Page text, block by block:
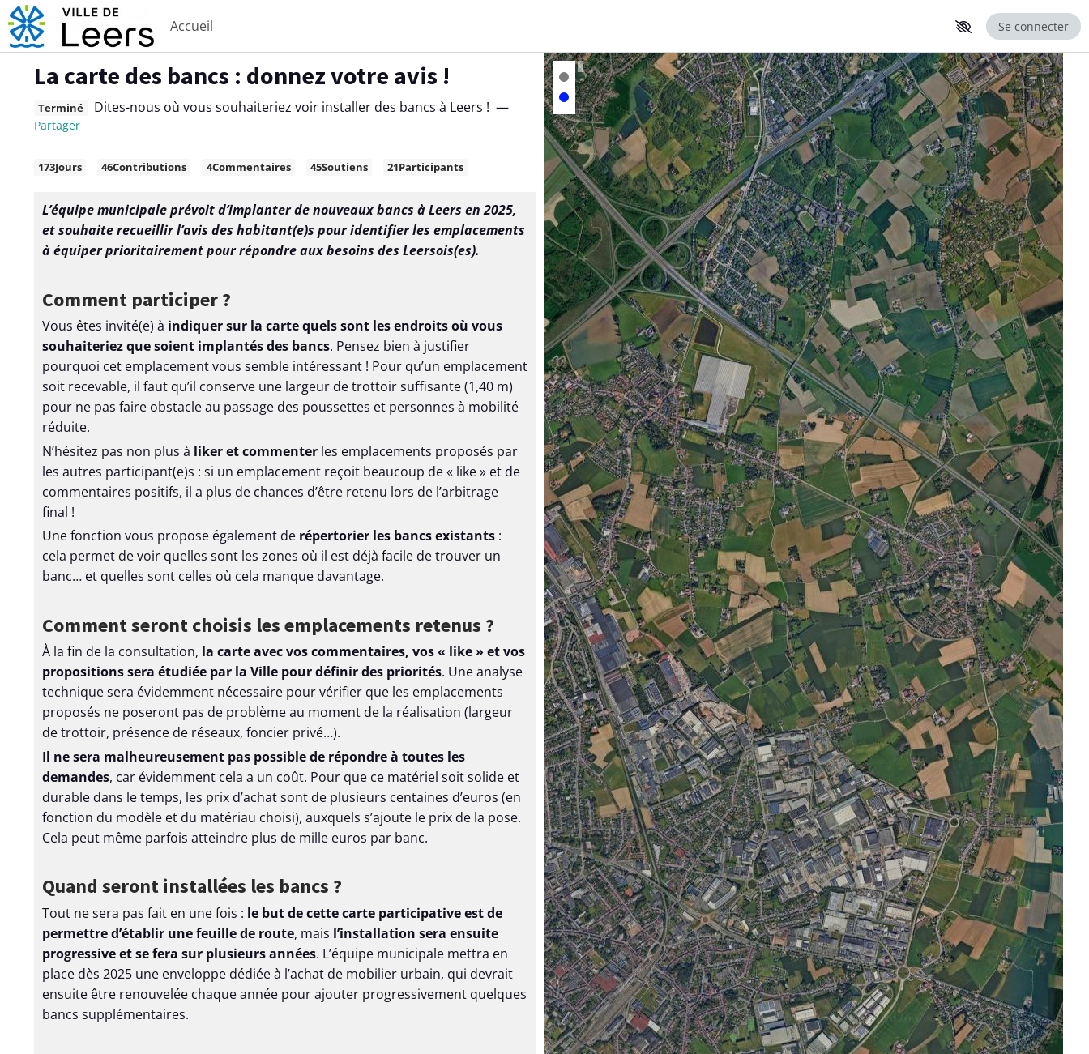
Aller au contenu principal
Paramètres d'accessibilité
Accueil Se connecter
La carte des bancs : donnez votre avis !
Terminé Dites-nous où vous souhaiteriez voir installer des bancs à Leers ! —
Partager
C
e
s
é
e
S
a
q
u
e
s
173Jours 46Contributions 4Commentaires 45Soutiens 21Participants
L’équipe municipale prévoit d’implanter de nouveaux bancs à Leers en 2025,
et souhaite recueillir l’avis des habitant(e)s pour identifier les emplacements
à équiper prioritairement pour répondre aux besoins des Leersois(es).
Comment participer ?
Vous êtes invité(e) à indiquer sur la carte quels sont les endroits où vous
souhaiteriez que soient implantés des bancs. Pensez bien à justifier
pourquoi cet emplacement vous semble intéressant ! Pour qu’un emplacement
soit recevable, il faut qu’il conserve une largeur de trottoir suffisante (1,40 m)
pour ne pas faire obstacle au passage des poussettes et personnes à mobilité
réduite.
N’hésitez pas non plus à liker et commenter les emplacements proposés par
les autres participant(e)s : si un emplacement reçoit beaucoup de « like » et de
commentaires positifs, il a plus de chances d’être retenu lors de l’arbitrage
final !
Une fonction vous propose également de répertorier les bancs existants :
cela permet de voir quelles sont les zones où il est déjà facile de trouver un
banc… et quelles sont celles où cela manque davantage.
Comment seront choisis les emplacements retenus ?
À la fin de la consultation, la carte avec vos commentaires, vos « like » et vos
propositions sera étudiée par la Ville pour définir des priorités. Une analyse
technique sera évidemment nécessaire pour vérifier que les emplacements
proposés ne poseront pas de problème au moment de la réalisation (largeur
de trottoir, présence de réseaux, foncier privé…).
Il ne sera malheureusement pas possible de répondre à toutes les
demandes, car évidemment cela a un coût. Pour que ce matériel soit solide et
durable dans le temps, les prix d’achat sont de plusieurs centaines d’euros (en
fonction du modèle et du matériau choisi), auxquels s’ajoute le prix de la pose.
Cela peut même parfois atteindre plus de mille euros par banc.
Quand seront installées les bancs ?
Tout ne sera pas fait en une fois : le but de cette carte participative est de
permettre d’établir une feuille de route, mais l’installation sera ensuite
progressive et se fera sur plusieurs années. L’équipe municipale mettra en
place dès 2025 une enveloppe dédiée à l’achat de mobilier urbain, qui devrait
ensuite être renouvelée chaque année pour ajouter progressivement quelques
bancs supplémentaires.
Banc existant
Nouveau banc